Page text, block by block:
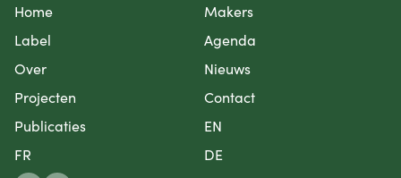
Home
Makers
Label
Agenda
Over
Nieuws
Projecten
Contact
Publicaties
EN
FR
DE